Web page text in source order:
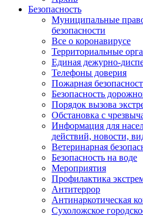
Безопасность
Муниципальные
безопасности
Все о коронавирусе
Территориальные
Единая дежурно-
Телефоны доверия
Пожарная
Безопасность
Порядок вызова
Обстановка с
Информация для
действий, новости,
Ветеринарная
Безопасность на воде
Мероприятия
Профилактика
Антитеррор
Антинаркотическая
Сухоложское